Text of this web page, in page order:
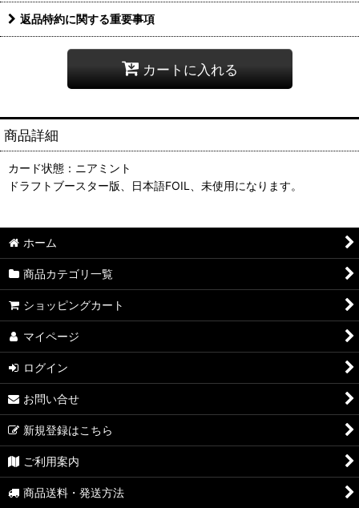
返品特約に関する重要事項
カートに入れる
商品詳細
カード状態：ニアミント
ドラフトブースター版、日本語FOIL、未使用になります。
ホーム
商品カテゴリ一覧
ショッピングカート
マイページ
ログイン
お問い合せ
新規登録はこちら
ご利用案内
商品送料・発送方法